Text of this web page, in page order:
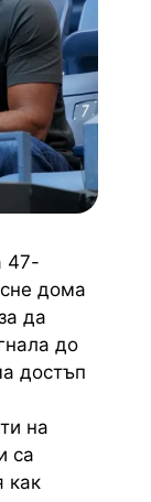
47-
дома
да
до
достъп
на
са
как